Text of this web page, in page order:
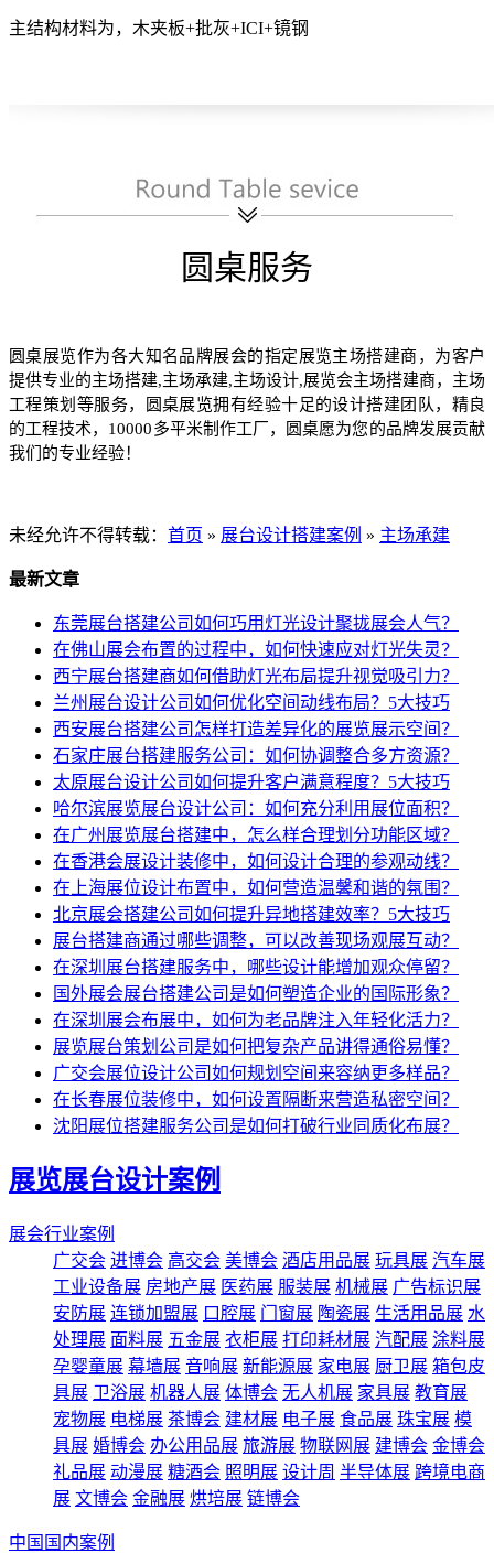
主结构材料为，木夹板+批灰+ICI+镜钢
圆桌服务
圆桌展览作为各大知名品牌展会的指定展览主场搭建商 ，为客户
提供专业的主场搭建,主场承建,主场设计,展览会主场搭建商，主场
工程策划等服务，圆桌展览拥有经验十足的设计搭建团队，精良
的工程技术，10000多平米制作工厂，圆桌愿为您的品牌发展贡献
我们的专业经验！
未经允许不得转载： 首页 » 展台设计搭建案例 » 主场承建
最新文章
东莞展台搭建公司如何巧用灯光设计聚拢展会人气？
在佛山展会布置的过程中，如何快速应对灯光失灵？
西宁展台搭建商如何借助灯光布局提升视觉吸引力？
兰州展台设计公司如何优化空间动线布局？5大技巧
西安展台搭建公司怎样打造差异化的展览展示空间？
石家庄展台搭建服务公司：如何协调整合多方资源？
太原展台设计公司如何提升客户满意程度？5大技巧
哈尔滨展览展台设计公司：如何充分利用展位面积？
在广州展览展台搭建中，怎么样合理划分功能区域？
在香港会展设计装修中，如何设计合理的参观动线？
在上海展位设计布置中，如何营造温馨和谐的氛围？
北京展会搭建公司如何提升异地搭建效率？5大技巧
展台搭建商通过哪些调整，可以改善现场观展互动？
在深圳展台搭建服务中，哪些设计能增加观众停留？
国外展会展台搭建公司是如何塑造企业的国际形象？
在深圳展会布展中，如何为老品牌注入年轻化活力？
展览展台策划公司是如何把复杂产品讲得通俗易懂？
广交会展位设计公司如何规划空间来容纳更多样品？
在长春展位装修中，如何设置隔断来营造私密空间？
沈阳展位搭建服务公司是如何打破行业同质化布展？
展览展台设计案例
展会行业案例
广交会 进博会 高交会 美博会 酒店用品展 玩具展 汽车展
工业设备展 房地产展 医药展 服装展 机械展 广告标识展
安防展 连锁加盟展 口腔展 门窗展 陶瓷展 生活用品展 水
处理展 面料展 五金展 衣柜展 打印耗材展 汽配展 涂料展
孕婴童展 幕墙展 音响展 新能源展 家电展 厨卫展 箱包皮
具展 卫浴展 机器人展 体博会 无人机展 家具展 教育展
宠物展 电梯展 茶博会 建材展 电子展 食品展 珠宝展 模
具展 婚博会 办公用品展 旅游展 物联网展 建博会 金博会
礼品展 动漫展 糖酒会 照明展 设计周 半导体展 跨境电商
展 文博会 金融展 烘培展 链博会
中国国内案例